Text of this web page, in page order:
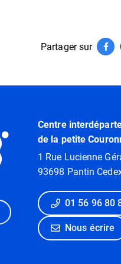
Partager sur
Centre
de la petite
1 Rue Lucienne
93698 Pantin
01 56 96 80
Nous écrire